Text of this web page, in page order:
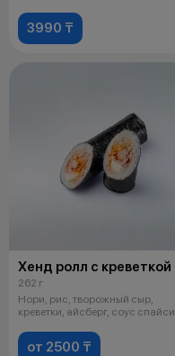
3990 ₸
Хенд ролл с креветкой
262 г
Нори, рис, творожный сыр,
креветки, айсберг, соус спайси
от 2500 ₸